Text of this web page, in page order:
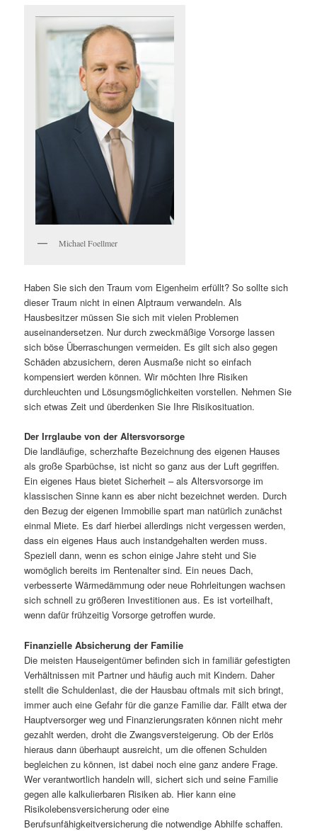
Michael Foellmer
Haben Sie sich den Traum vom Eigenheim erfüllt? So sollte sich
dieser Traum nicht in einen Alptraum verwandeln. Als
Hausbesitzer müssen Sie sich mit vielen Problemen
auseinandersetzen. Nur durch zweckmäßige Vorsorge lassen
sich böse Überraschungen vermeiden. Es gilt sich also gegen
Schäden abzusichern, deren Ausmaße nicht so einfach
kompensiert werden können. Wir möchten Ihre Risiken
durchleuchten und Lösungsmöglichkeiten vorstellen. Nehmen Sie
sich etwas Zeit und überdenken Sie Ihre Risikosituation.
Der Irrglaube von der Altersvorsorge
Die landläufige, scherzhafte Bezeichnung des eigenen Hauses
als große Sparbüchse, ist nicht so ganz aus der Luft gegriffen.
Ein eigenes Haus bietet Sicherheit – als Altersvorsorge im
klassischen Sinne kann es aber nicht bezeichnet werden. Durch
den Bezug der eigenen Immobilie spart man natürlich zunächst
einmal Miete. Es darf hierbei allerdings nicht vergessen werden,
dass ein eigenes Haus auch instandgehalten werden muss.
Speziell dann, wenn es schon einige Jahre steht und Sie
womöglich bereits im Rentenalter sind. Ein neues Dach,
verbesserte Wärmedämmung oder neue Rohrleitungen wachsen
sich schnell zu größeren Investitionen aus. Es ist vorteilhaft,
wenn dafür frühzeitig Vorsorge getroffen wurde.
Finanzielle Absicherung der Familie
Die meisten Hauseigentümer befinden sich in familiär gefestigten
Verhältnissen mit Partner und häufig auch mit Kindern. Daher
stellt die Schuldenlast, die der Hausbau oftmals mit sich bringt,
immer auch eine Gefahr für die ganze Familie dar. Fällt etwa der
Hauptversorger weg und Finanzierungsraten können nicht mehr
gezahlt werden, droht die Zwangsversteigerung. Ob der Erlös
hieraus dann überhaupt ausreicht, um die offenen Schulden
begleichen zu können, ist dabei noch eine ganz andere Frage.
Wer verantwortlich handeln will, sichert sich und seine Familie
gegen alle kalkulierbaren Risiken ab. Hier kann eine
Risikolebensversicherung oder eine
Berufsunfähigkeitversicherung die notwendige Abhilfe schaffen.